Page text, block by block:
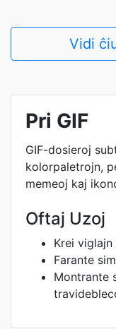
Vidi
Pri GIF
GIF-dosieroj
kolorpaletrojn,
memeoj kaj
Oftaj Uzoj
Krei
Farante
Montrante